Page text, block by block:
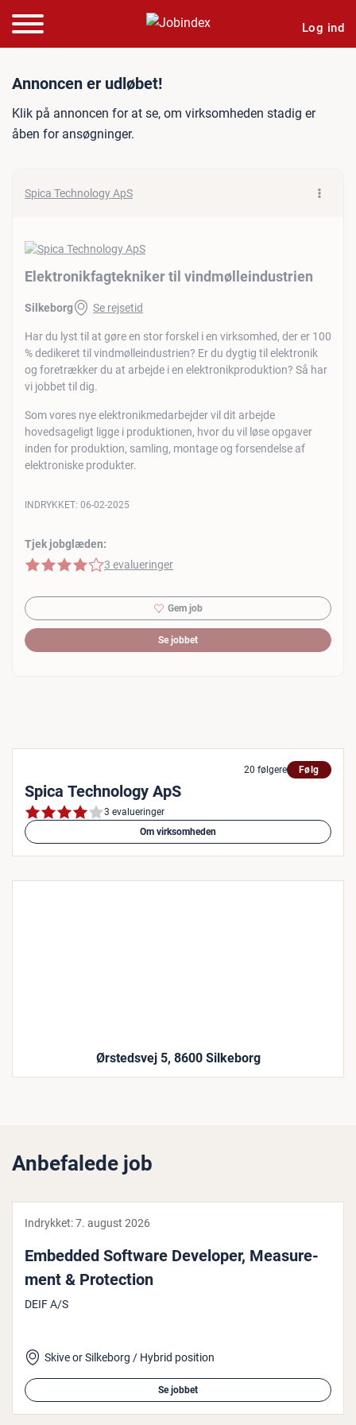
Log ind
Jobannonce:
Annoncen er udløbet!
Klik på annoncen for at se, om virksomheden stadig er
åben for ansøgninger.
Spica Technology ApS
Elektronikfagtekniker til vindmølleindustrien
Silkeborg Se rejsetid
Har du lyst til at gøre en stor forskel i en virksomhed, der er 100
% dedikeret til vindmølleindustrien? Er du dygtig til elektronik
og foretrækker du at arbejde i en elektronikproduktion? Så har
vi jobbet til dig.
Som vores nye elektronikmedarbejder vil dit arbejde
hovedsageligt ligge i produktionen, hvor du vil løse opgaver
inden for produktion, samling, montage og forsendelse af
elektroniske produkter.
Tjek jobglæden:
4 af 5 stjerner
3 evalueringer
INDRYKKET: 06-02-2025
Gem job
Se jobbet
20 følgere Følg
Spica Technology ApS
3 evalueringer
Om virksomheden
Ørstedsvej 5, 8600 Silkeborg
Anbefalede job
Indrykket:7. august 2026
Embedded Software Developer, Mea­su­re­
ment & Pro­tection
DEIF A/S
Skive or Silkeborg / Hybrid position
Se jobbet